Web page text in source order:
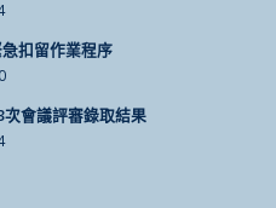
扣留作業程序
會議評審錄取結果